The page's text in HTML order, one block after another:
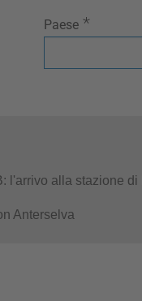
Paese *
alla stazione
Anterselva